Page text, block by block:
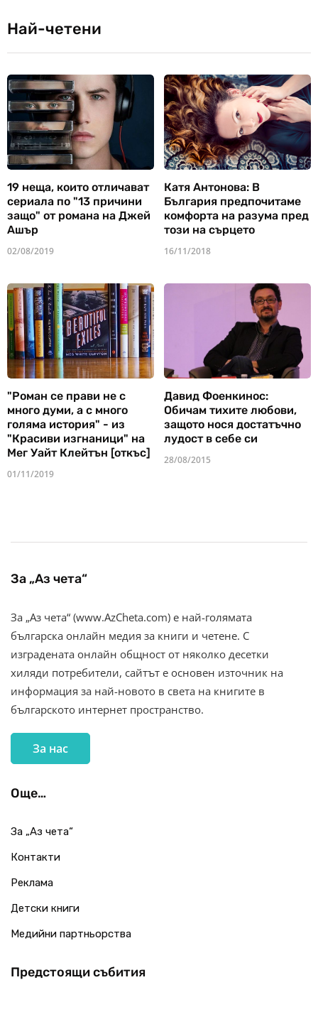
Най-четени
19 неща, които отличават
сериала по "13 причини
защо" от романа на Джей
Ашър
02/08/2019
Катя Антонова: В
България предпочитаме
комфорта на разума пред
този на сърцето
16/11/2018
"Роман се прави не с
много думи, а с много
голяма история" - из
"Красиви изгнаници" на
Мег Уайт Клейтън [откъс]
01/11/2019
Давид Фоенкинос:
Обичам тихите любови,
защото нося достатъчно
лудост в себе си
28/08/2015
За „Аз чета“
За „Аз чета“ (www.AzCheta.com) е най-голямата
българска онлайн медия за книги и четене. С
изградената онлайн общност от няколко десетки
хиляди потребители, сайтът е основен източник на
информация за най-новото в света на книгите в
българското интернет пространство.
За нас
Още…
За „Аз чета“
Контакти
Реклама
Детски книги
Медийни партньорства
Предстоящи събития